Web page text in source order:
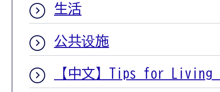
生活
公共设施
【中文】Tips for Living